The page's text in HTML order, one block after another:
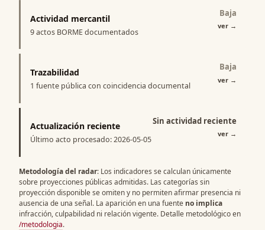
Actividad mercantil
9 actos BORME documentados
Baja
ver →
Trazabilidad
1 fuente pública con coincidencia documental
Baja
ver →
Actualización reciente
Último acto procesado: 2026-05-05
Sin actividad reciente
ver →
Metodología del radar: Los indicadores se calculan únicamente
sobre proyecciones públicas admitidas. Las categorías sin
proyección disponible se omiten y no permiten afirmar presencia ni
ausencia de una señal. La aparición en una fuente no implica
infracción, culpabilidad ni relación vigente. Detalle metodológico en
/metodologia.